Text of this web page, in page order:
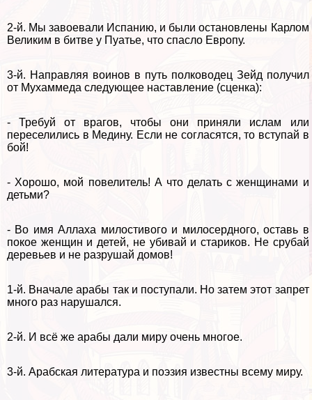
2-й. Мы завоевали Испанию, и были остановлены Карлом
Великим в битве у Пуатье, что спасло Европу.
3-й. Направляя воинов в путь полководец Зейд получил
от Мухаммеда следующее наставление (сценка):
- Требуй от врагов, чтобы они приняли ислам или
переселились в Медину. Если не согласятся, то вступай в
бой!
- Хорошо, мой повелитель! А что делать с женщинами и
детьми?
- Во имя Аллаха милостивого и милосердного, оставь в
покое женщин и детей, не убивай и стариков. Не срубай
деревьев и не разрушай домов!
1-й. Вначале аpaбы так и поступали. Но затем этот запрет
много раз нарушался.
2-й. И всё же аpaбы дали миру очень многое.
3-й. Арабская литература и поэзия известны всему миру.